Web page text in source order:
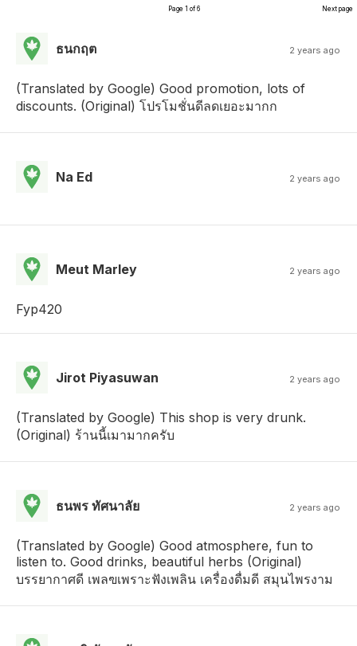
Page 1 of 6 Next page
ธนกฤต 2 years ago
(Translated by Google) Good promotion, lots of
discounts. (Original) โปรโมชั่นดีลดเยอะมากก
Na Ed 2 years ago
Meut Marley 2 years ago
Fyp420
Jirot Piyasuwan 2 years ago
(Translated by Google) This shop is very drunk.
(Original) ร้านนี้เมามากครับ
ธนพร ทัศนาลัย 2 years ago
(Translated by Google) Good atmosphere, fun to
listen to. Good drinks, beautiful herbs (Original)
บรรยากาศดี เพลฃเพราะฟังเพลิน เครื่องดื่มดี สมุนไพรงาม